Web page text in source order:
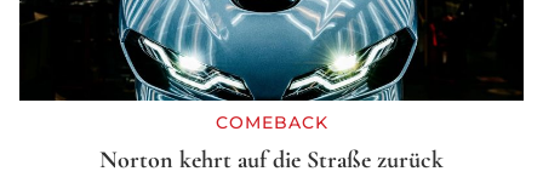
COMEBACK
Norton kehrt auf die Straße zurück